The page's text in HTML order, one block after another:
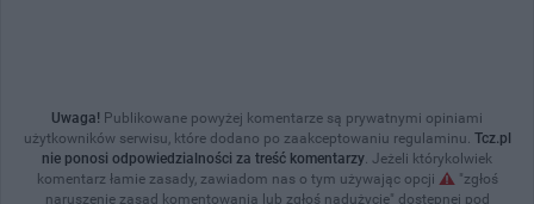
Uwaga! Publikowane powyżej komentarze są prywatnymi opiniami
użytkowników serwisu, które dodano po zaakceptowaniu regulaminu. Tcz.pl
nie ponosi odpowiedzialności za treść komentarzy. Jeżeli którykolwiek
komentarz łamie zasady, zawiadom nas o tym używając opcji
"zgłoś
naruszenie zasad komentowania lub zgłoś nadużycie" dostępnej pod